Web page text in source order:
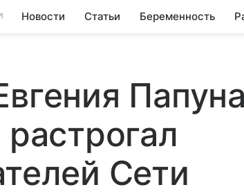
Новости Статьи Беременность
Сети